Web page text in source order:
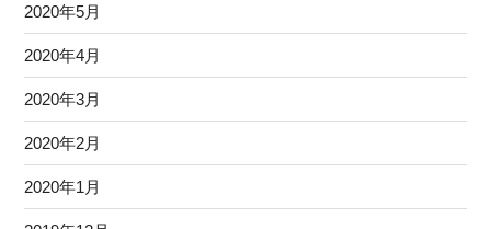
2020年5月
2020年4月
2020年3月
2020年2月
2020年1月